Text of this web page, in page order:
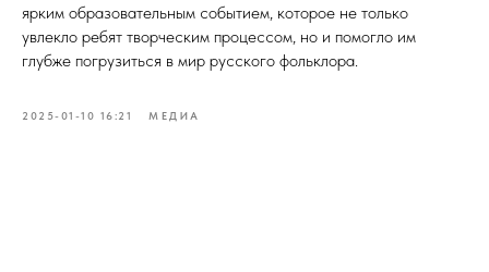
ярким образовательным событием, которое не только
увлекло ребят творческим процессом, но и помогло им
глубже погрузиться в мир русского фольклора.
2025-01-10 16:21 МЕДИА